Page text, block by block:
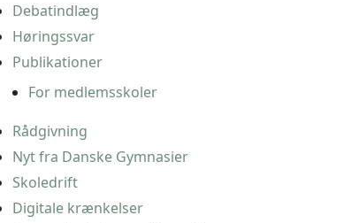
Debatindlæg
Høringssvar
Publikationer
For medlemsskoler
Rådgivning
Nyt fra Danske Gymnasier
Skoledrift
Digitale krænkelser